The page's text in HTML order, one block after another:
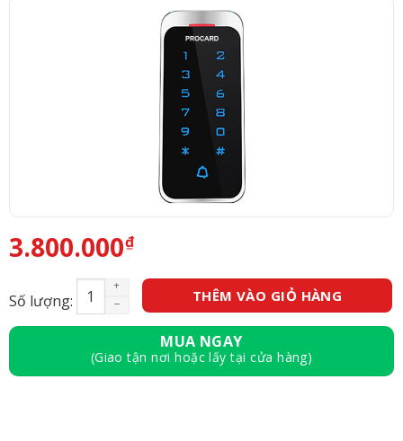
3.800.000₫
Số lượng:
Kiểm soát cửa PROCARD T5 (Thẻ từ - Mã số) -
THÊM VÀO GIỎ HÀNG
MUA NGAY
(Giao tận nơi hoặc lấy tại cửa hàng)